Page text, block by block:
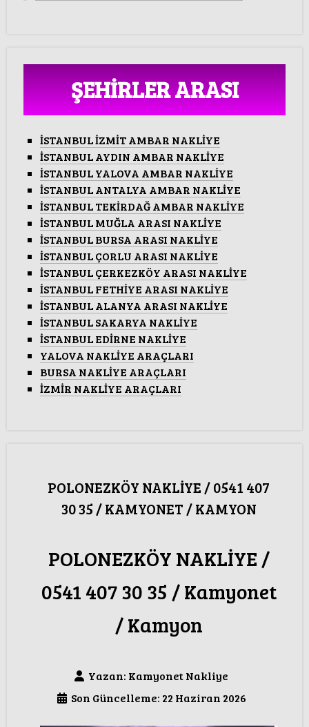
ŞEHİRLER ARASI
İSTANBUL İZMİT AMBAR NAKLİYE
İSTANBUL AYDIN AMBAR NAKLİYE
İSTANBUL YALOVA AMBAR NAKLİYE
İSTANBUL ANTALYA AMBAR NAKLİYE
İSTANBUL TEKİRDAĞ AMBAR NAKLİYE
İSTANBUL MUĞLA ARASI NAKLİYE
İSTANBUL BURSA ARASI NAKLİYE
İSTANBUL ÇORLU ARASI NAKLİYE
İSTANBUL ÇERKEZKÖY ARASI NAKLİYE
İSTANBUL FETHİYE ARASI NAKLİYE
İSTANBUL ALANYA ARASI NAKLİYE
İSTANBUL SAKARYA NAKLİYE
İSTANBUL EDİRNE NAKLİYE
YALOVA NAKLİYE ARAÇLARI
BURSA NAKLİYE ARAÇLARI
İZMİR NAKLİYE ARAÇLARI
POLONEZKÖY NAKLİYE / 0541 407
30 35 / KAMYONET / KAMYON
POLONEZKÖY NAKLİYE /
0541 407 30 35 / Kamyonet
/ Kamyon
Yazan: Kamyonet Nakliye
Son Güncelleme: 22 Haziran 2026